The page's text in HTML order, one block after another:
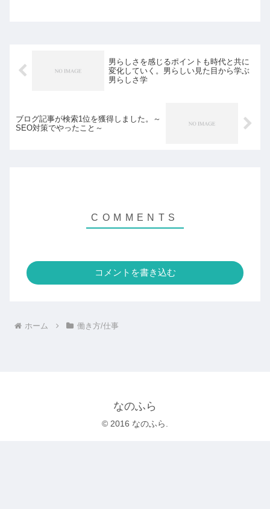
男らしさを感じるポイントも時代と共に
変化していく。男らしい見た目から学ぶ
男らしさ学
ブログ記事が検索1位を獲得しました。～
SEO対策でやったこと～
コメントを書き込む
ホーム 働き方/仕事
なのふら
© 2016 なのふら.